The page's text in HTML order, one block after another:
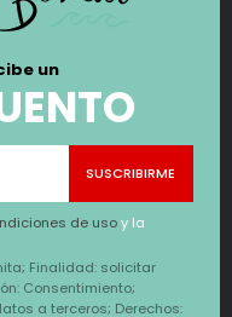
tu dinero donde
puntos de la red de
Finalidad: solicitar
Consentimiento;
a terceros; Derechos:
de usoy la
un